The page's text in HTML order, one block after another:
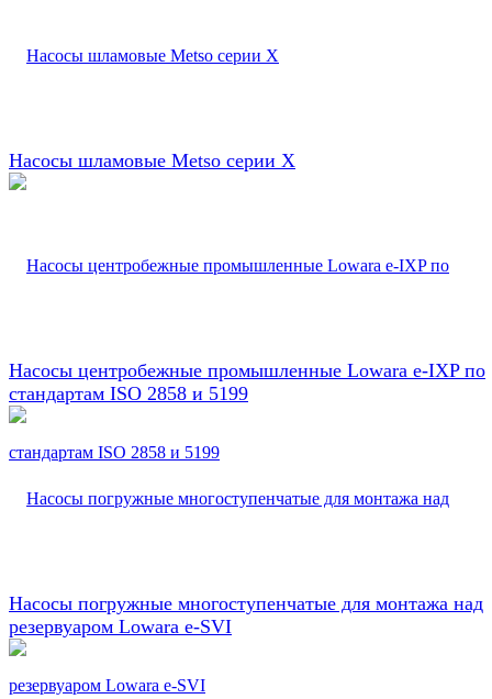
Насосы шламовые Metso серии X
Насосы центробежные промышленные Lowara e-IXP по
стандартам ISO 2858 и 5199
Насосы погружные многоступенчатые для монтажа над
резервуаром Lowara e-SVI